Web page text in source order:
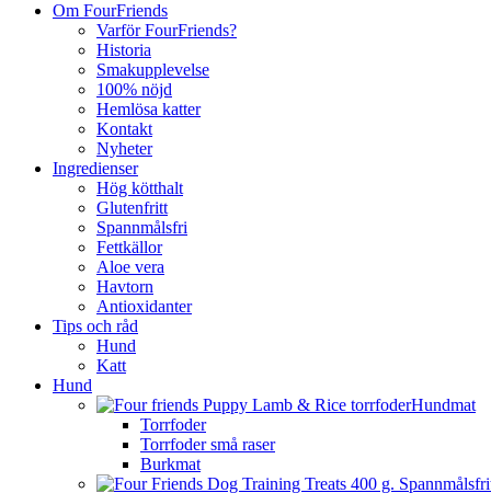
Om FourFriends
Varför FourFriends?
Historia
Smakupplevelse
100% nöjd
Hemlösa katter
Kontakt
Nyheter
Ingredienser
Hög kötthalt
Glutenfritt
Spannmålsfri
Fettkällor
Aloe vera
Havtorn
Antioxidanter
Tips och råd
Hund
Katt
Hund
Hundmat
Torrfoder
Torrfoder små raser
Burkmat